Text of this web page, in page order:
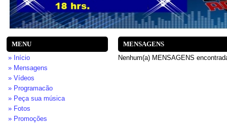
MENU
» Início
» Mensagens
» Vídeos
» Programacão
» Peça sua música
» Fotos
» Promoções
MENSAGENS
Nenhum(a) MENSAGENS